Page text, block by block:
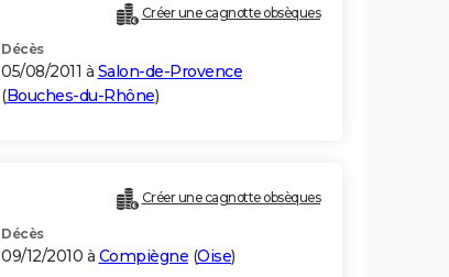
Créer une cagnotte obsèques
Décès
05/08/2011 à Salon-de-Provence
(Bouches-du-Rhône)
Créer une cagnotte obsèques
Décès
09/12/2010 à Compiègne (Oise)